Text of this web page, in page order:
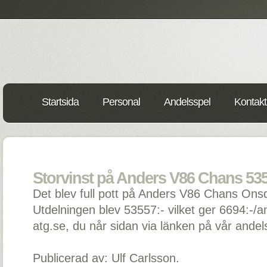
Startsida Personal Andelsspel
Storvinst på Anders V86 Chans
Det blev full pott på Anders V86 Chans
Utdelningen blev 53557:- vilket ger 6694:-/
atg.se, du når sidan via länken på vår
Publicerad av: Ulf Carlsson.